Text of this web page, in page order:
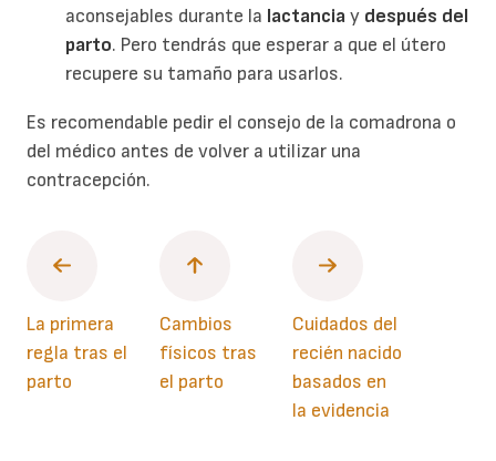
aconsejables durante la lactanciay después del
parto. Pero tendrás que esperar a que el útero
recupere su tamaño para usarlos.
Es recomendable pedir el consejo de la comadrona o
del médico antes de volver a utilizar una
contracepción.
La primera
regla tras el
parto
Cambios
físicos tras
el parto
Cuidados del
recién nacido
basados en
la evidencia